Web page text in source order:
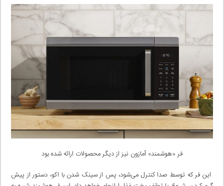
فر «هوشمند» آمازون نیز از دیگر محصولات ارائه شده بود
این فر که توسط صدا کنترل می‌شود، پس از سینک شدن با اکو، دستور از پیش